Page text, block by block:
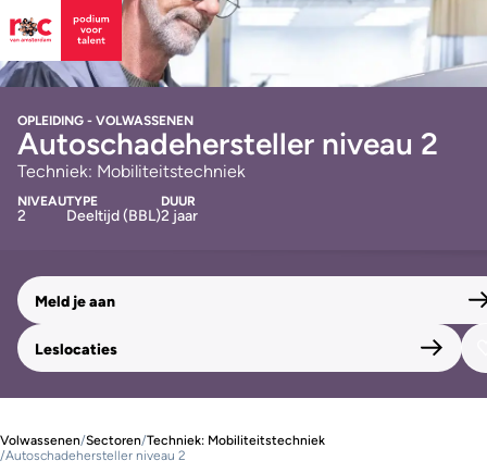
OPLEIDING - VOLWASSENEN
Autoschade­hersteller niveau 2
Techniek: Mobiliteitstechniek
NIVEAU
2
TYPE
Deeltijd (BBL)
DUUR
2 jaar
Meld je aan
Leslocaties
Volwassenen/Sectoren/Techniek: Mobiliteitstechniek
/Autoschade­hersteller niveau 2